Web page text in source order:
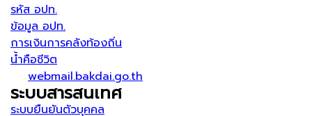
รหัส อปท.
ข้อมูล อปท.
การเงินการคลังท้องถิ่น
น้ำคือชีวิต
webmail.bakdai.go.th
ระบบสารสนเทศ
ระบบยืนยันตัวบุคคล